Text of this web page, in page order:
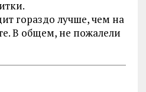
гораздо лучше, чем на
В общем, не пожалели